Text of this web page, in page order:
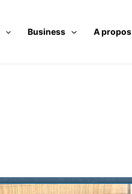
Business A propos